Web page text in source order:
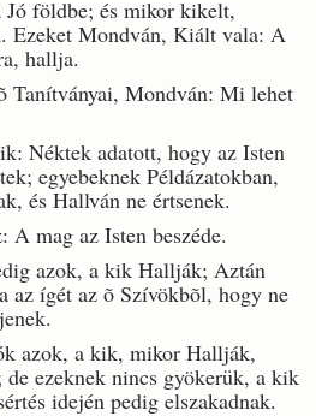
Jó földbe; és mikor kikelt,
Ezeket Mondván, Kiált vala: A
hallja.
Tanítványai, Mondván: Mi lehet
Néktek adatott, hogy az Isten
egyebeknek Példázatokban,
és Hallván ne értsenek.
A mag az Isten beszéde.
azok, a kik Hallják; Aztán
az ígét az õ Szívökbõl, hogy ne
azok, a kik, mikor Hallják,
ezeknek nincs gyökerük, a kik
idején pedig elszakadnak.